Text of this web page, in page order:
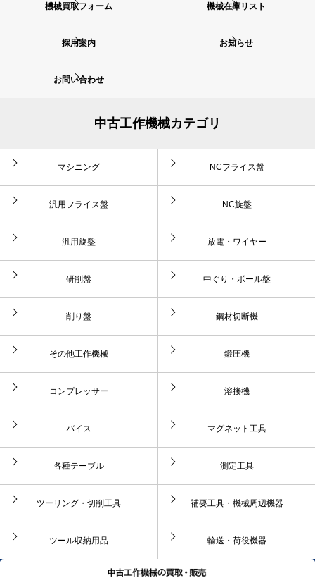
機械買取フォーム 機械在庫リスト
採用案内 お知らせ
お問い合わせ
中古工作機械カテゴリ
マシニング NCフライス盤
汎用フライス盤 NC旋盤
汎用旋盤 放電・ワイヤー
研削盤 中ぐり・ボール盤
削り盤 鋼材切断機
その他工作機械 鍛圧機
コンプレッサー 溶接機
バイス マグネット工具
各種テーブル 測定工具
ツーリング・切削工具 補要工具・機械周辺機器
ツール収納用品 輸送・荷役機器